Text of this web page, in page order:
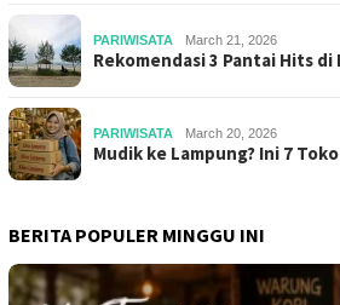
PARIWISATA March 21, 2026
Rekomendasi 3 Pantai Hits
PARIWISATA March 20, 2026
Mudik ke Lampung? Ini 7
BERITA POPULER MINGGU INI